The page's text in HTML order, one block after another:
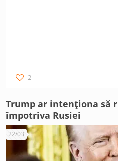
2
Trump ar intenționa să
împotriva Rusiei
22/03